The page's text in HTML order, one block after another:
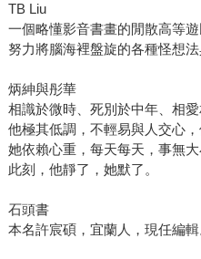
TB Liu
一個略懂影音書畫的閒散高等遊
努力將腦海裡盤旋的各種怪想法
炳紳與彤華
相識於微時、死別於中年、相愛
他極其低調，不輕易與人交心，
她依賴心重，每天每天，事無
此刻，他靜了，她默了。
石頭書
本名許宸碩，宜蘭人，現任編